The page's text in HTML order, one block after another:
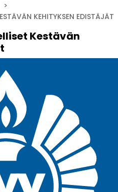
KEHITYKSEN EDISTÄJÄT
Kestävän